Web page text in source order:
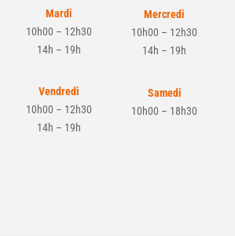
Mardi
10h00 – 12h30
14h – 19h
Mercredi
10h00 – 12h30
14h – 19h
Vendredi
10h00 – 12h30
14h – 19h
Samedi
10h00 – 18h30